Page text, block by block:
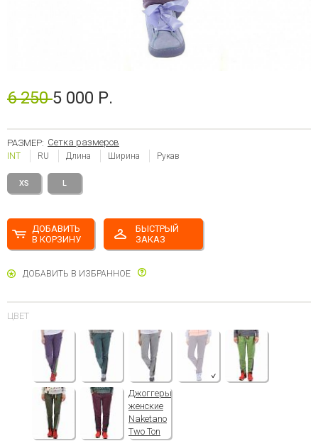
6 2505 000 Р.
РАЗМЕР: Сетка размеров
INT RU Длина Ширина Рукав
XS L
ДОБАВИТЬ
В КОРЗИНУ
БЫСТРЫЙ
ЗАКАЗ
ДОБАВИТЬ В ИЗБРАННОЕ
ЦВЕТ
Джоггеры
женские
Naketano
Two Ton